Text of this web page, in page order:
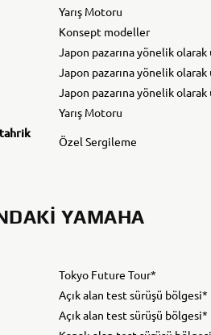
Yarış Motoru
Konsept modeller
Japon pazarına yönelik
Japon pazarına yönelik
Japon pazarına yönelik
Yarış Motoru
Özel Sergileme
YAMAHA
Tokyo Future Tour*
Açık alan test sürüşü bölgesi*
Açık alan test sürüşü bölgesi*